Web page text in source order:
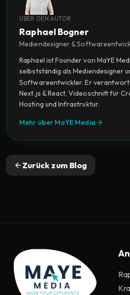
ÜBER DEN AUTOR
Raphael Bogner
Mediendesigner &
Raphael ist Founder von MaYE
selbstständig als Mediendesigner
Softwareentwickler. Er
Next.js & React, Videoschnitt für
Hosting und Infrastruktur.
Mehr über MaYE Media
Zurück zum Blog